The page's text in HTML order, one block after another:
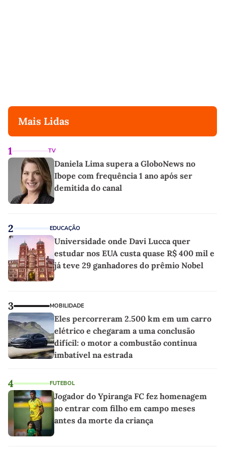
Mais Lidas
1 TV
Daniela Lima supera a GloboNews no
Ibope com frequência 1 ano após ser
demitida do canal
2 EDUCAÇÃO
Universidade onde Davi Lucca quer
estudar nos EUA custa quase R$ 400 mil e
já teve 29 ganhadores do prêmio Nobel
3 MOBILIDADE
Eles percorreram 2.500 km em um carro
elétrico e chegaram a uma conclusão
difícil: o motor a combustão continua
imbatível na estrada
4 FUTEBOL
Jogador do Ypiranga FC fez homenagem
ao entrar com filho em campo meses
antes da morte da criança